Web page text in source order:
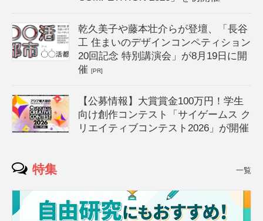
乾久美子や藤本壮介らが登壇、「長谷
工 住まいのデザインコンペティション
20回記念 特別講演会」が8月19日に開
催[PR]
【公募情報】大賞賞金100万円！学生
向け創作コンテスト「サイゲームス ク
リエイティブコンテスト2026」が開催
特集 一覧